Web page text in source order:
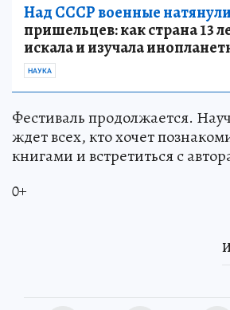
Над СССР военные натянули
пришельцев: как страна 13
искала и изучала
НАУКА
Фестиваль продолжается.
ждет всех, кто хочет
книгами и встретиться с
0+